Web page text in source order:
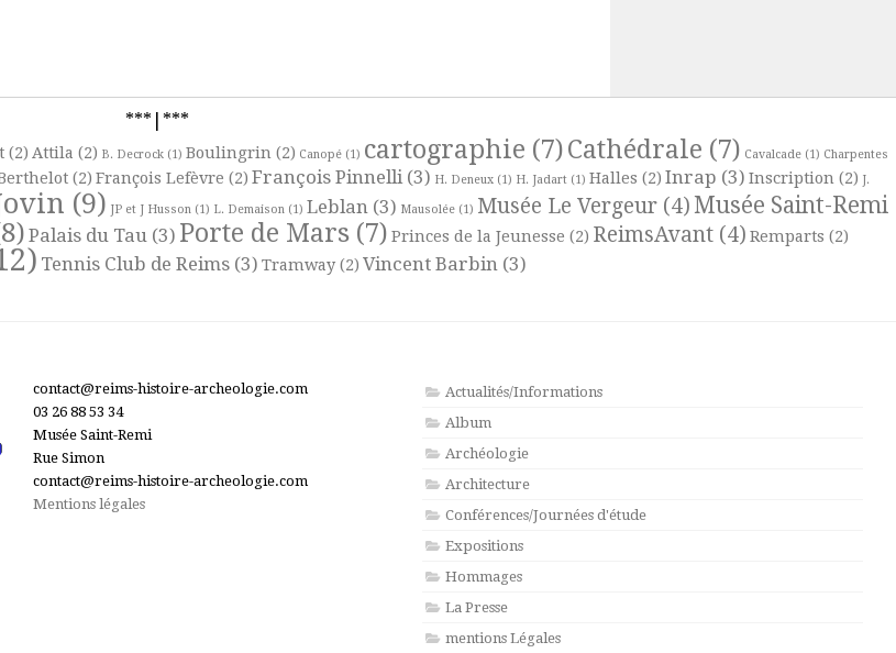
***|***
(2) Attila (2) B. Decrock(1) Boulingrin(2) Canopé(1) cartographie (7)Cathédrale (7) Cavalcade(1) Charpentes
(2) François Lefèvre (2) François Pinnelli(3) H. Deneux(1) H. Jadart(1) Halles (2) Inrap (3) Inscription(2) J.
(9) JP et J Husson (1) L. Demaison (1) Leblan (3) Mausolée (1) Musée Le Vergeur (4) Musée Saint-Remi
Palais du Tau(3) Porte de Mars(7) Princes de la Jeunesse (2) ReimsAvant(4) Remparts (2)
Tennis Club de Reims(3) Tramway(2) Vincent Barbin(3)
contact@reims-histoire-archeologie.com
03 26 88 53 34
Musée Saint-Remi
Rue Simon
contact@reims-histoire-archeologie.com
Mentions légales
Actualités/Informations
Album
Archéologie
Architecture
Conférences/Journées d'étude
Expositions
Hommages
La Presse
mentions Légales